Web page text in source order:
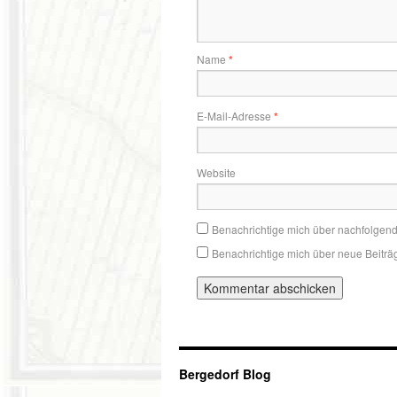
Name *
E-Mail-Adresse *
Website
Benachrichtige mich über
Benachrichtige mich über neue
Bergedorf Blog